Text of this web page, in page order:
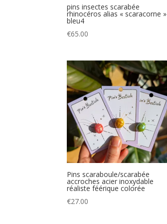
pins insectes scarabée
rhinocéros alias « scaracorne »
bleu4
€65.00
Pins scaraboule/scarabée
accroches acier inoxydable
réaliste féérique colorée
€27.00